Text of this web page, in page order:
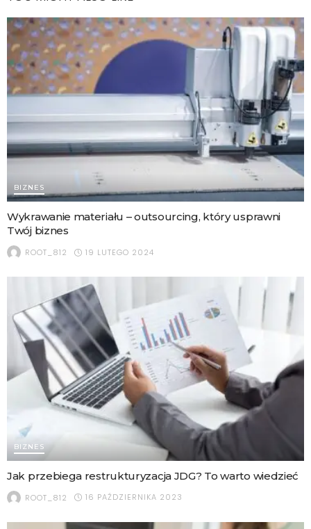
BIZNES
Wykrawanie materiału – outsourcing, który usprawni
Twój biznes
ROOT_812 19 LUTEGO 2024
BIZNES
Jak przebiega restrukturyzacja JDG? To warto wiedzieć
ROOT_812 16 PAŹDZIERNIKA 2023